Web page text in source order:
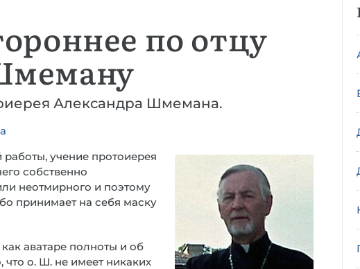
по отцу
Александра Шмемана.
учение протоиерея
собственно
неотмирного и поэтому
принимает на себя маску
аватаре полноты и об
о. Ш. не имеет никаких